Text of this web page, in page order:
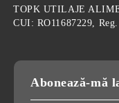
TOPK UTILAJE
CUI: RO11687229,
Abonează-mă